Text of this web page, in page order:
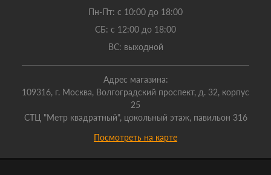
Пн-Пт: с 10:00 до 18:00
СБ: с 12:00 до 18:00
ВС: выходной
Адрес магазина:
109316, г. Москва, Волгоградский проспект, д. 32, корпус
25
СТЦ "Метр квадратный", цокольный этаж, павильон 316
Посмотреть на карте